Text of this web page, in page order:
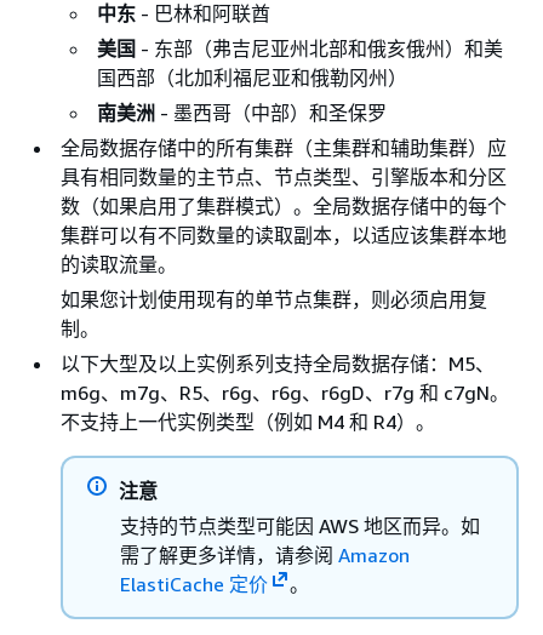
中东 - 巴林和阿联酋
美国 - 东部（弗吉尼亚州北部和俄亥俄州）和美
国西部（北加利福尼亚和俄勒冈州）
南美洲 - 墨西哥（中部）和圣保罗
全局数据存储中的所有集群（主集群和辅助集群）应
具有相同数量的主节点、节点类型、引擎版本和分区
数（如果启用了集群模式）。全局数据存储中的每个
集群可以有不同数量的读取副本，以适应该集群本地
的读取流量。
如果您计划使用现有的单节点集群，则必须启用复
制。
以下大型及以上实例系列支持全局数据存储：M5、
m6g、m7g、R5、r6g、r6g、r6gD、r7g 和 c7gN。
不支持上一代实例类型（例如 M4 和 R4）。
注意
支持的节点类型可能因 AWS 地区而异。如
需了解更多详情，请参阅 Amazon
ElastiCache 定价
。